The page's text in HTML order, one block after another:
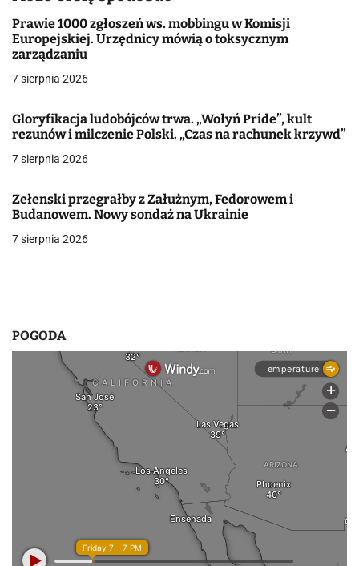
a
c
j
a
w
i
s
Prawie 1000 zgłoszeń ws. mobbingu w Komisji
Europejskiej. Urzędnicy mówią o toksycznym
zarządzaniu
7 sierpnia 2026
Gloryfikacja ludobójców trwa. „Wołyń Pride”, kult
rezunów i milczenie Polski. „Czas na rachunek krzywd”
7 sierpnia 2026
Zełenski przegrałby z Załużnym, Fedorowem i
Budanowem. Nowy sondaż na Ukrainie
7 sierpnia 2026
POGODA